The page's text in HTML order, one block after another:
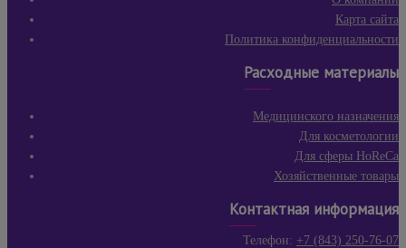
Карта сайта
Политика конфиденциальности
Расходные материалы
Медицинского назначения
Для косметологии
Для сферы HoReCa
Хозяйственные товары
Контактная информация
Телефон: +7 (843) 250-76-07